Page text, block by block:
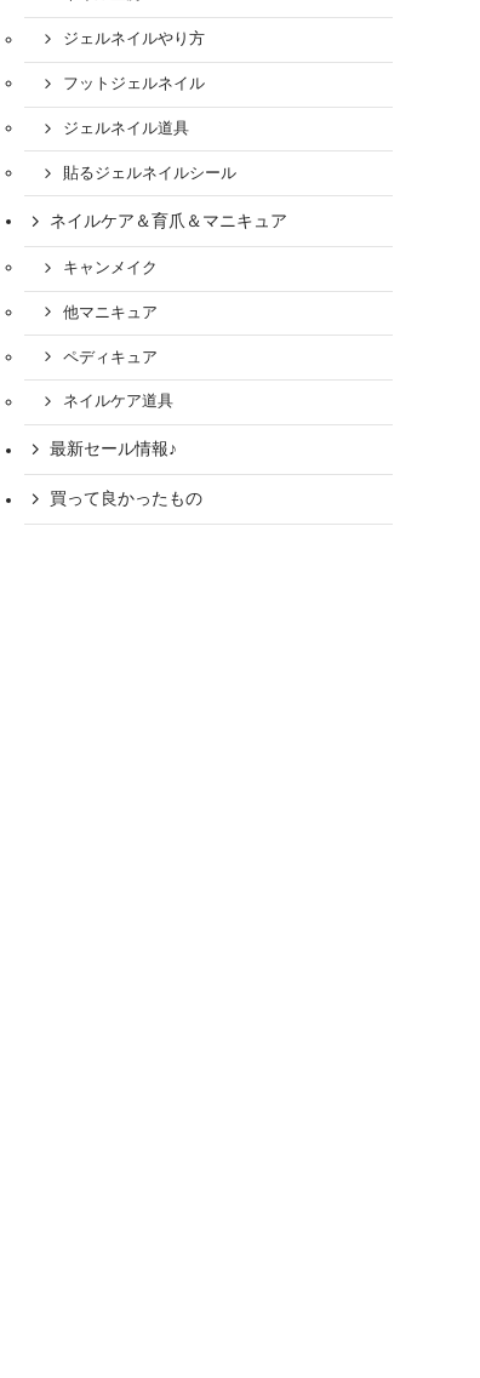
ジェルネイルやり方
フットジェルネイル
ジェルネイル道具
貼るジェルネイルシール
ネイルケア＆育爪＆マニキュア
キャンメイク
他マニキュア
ペディキュア
ネイルケア道具
最新セール情報♪
買って良かったもの